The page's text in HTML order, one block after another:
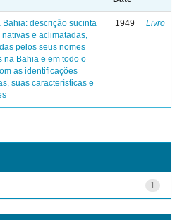
Bahia: descrição sucinta
nativas e aclimatadas,
pelos seus nomes
na Bahia e em todo o
as identificações
suas características e
1949 Livro
1